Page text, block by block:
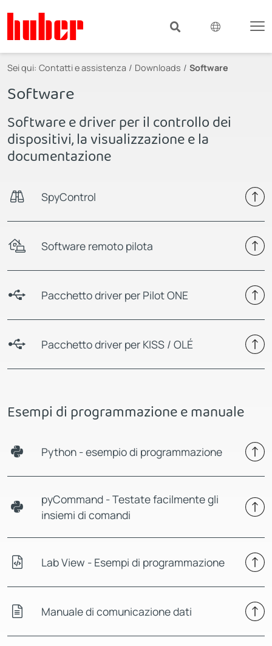
Sei qui: Contatti e assistenza Downloads Software
Software
Software e driver per il controllo dei
dispositivi, la visualizzazione e la
documentazione
SpyControl
Software remoto pilota
Pacchetto driver per Pilot ONE
Pacchetto driver per KISS / OLÉ
Esempi di programmazione e manuale
Python - esempio di programmazione
pyCommand - Testate facilmente gli
insiemi di comandi
Lab View - Esempi di programmazione
Manuale di comunicazione dati